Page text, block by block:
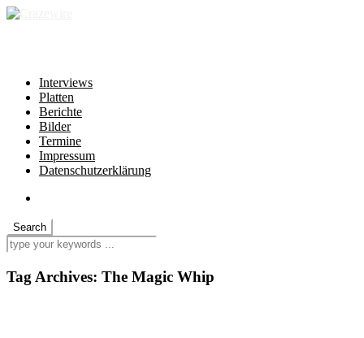
Interviews
Platten
Berichte
Bilder
Termine
Impressum
Datenschutzerklärung
Tag Archives: The Magic Whip